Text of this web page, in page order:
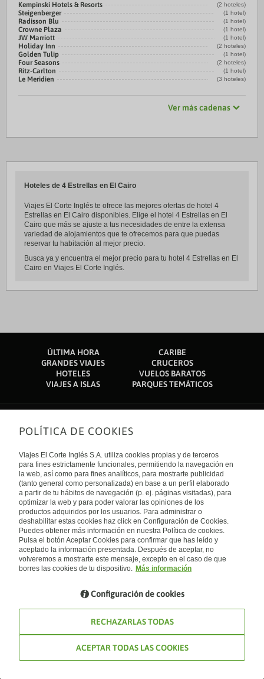
Kempinski Hotels & Resorts (2 hoteles)
Steigenberger (1 hotel)
Radisson Blu (1 hotel)
Crowne Plaza (1 hotel)
JW Marriott (1 hotel)
Holiday Inn (2 hoteles)
Golden Tulip (1 hotel)
Four Seasons (2 hoteles)
Ritz-Carlton (1 hotel)
Le Meridien (3 hoteles)
Ver más cadenas
Hoteles de 4 Estrellas en El Cairo
Viajes El Corte Inglés te ofrece las mejores ofertas de hotel 4
Estrellas en El Cairo disponibles. Elige el hotel 4 Estrellas en El
Cairo que más se ajuste a tus necesidades de entre la extensa
variedad de alojamientos que te ofrecemos para que puedas
reservar tu habitación al mejor precio.
Busca ya y encuentra el mejor precio para tu hotel 4 Estrellas en El
Cairo en Viajes El Corte Inglés.
ÚLTIMA HORA
CARIBE
GRANDES VIAJES
CRUCEROS
HOTELES
VUELOS BARATOS
VIAJES A ISLAS
PARQUES TEMÁTICOS
Sobre nosotros
Quiénes somos
Financiación
Sostenibilidad
Turismo accesible
Tarjeta El Corte Inglés
Trabaja con nosotros
El Corte Inglés
Canal Ético
Enlaces de interés
Guías de viaje
Catálogos
Auto check-in
Condiciones Generales
Política de privacidad
Política de cookies
Accesibilidad
Empresas/ Grupos
Internacional
España
Visita nuestro blog
Blog de Viajes el Corte inglés
POLÍTICA DE COOKIES
Viajes El Corte Inglés S.A. utiliza cookies propias y de terceros
para fines estrictamente funcionales, permitiendo la navegación en
la web, así como para fines analíticos, para mostrarte publicidad
(tanto general como personalizada) en base a un perfil elaborado
a partir de tu hábitos de navegación (p. ej. páginas visitadas), para
optimizar la web y para poder valorar las opiniones de los
productos adquiridos por los usuarios. Para administrar o
deshabilitar estas cookies haz click en Configuración de Cookies.
Puedes obtener más información en nuestra Política de cookies.
Pulsa el botón Aceptar Cookies para confirmar que has leído y
aceptado la información presentada. Después de aceptar, no
volveremos a mostrarte este mensaje, excepto en el caso de que
borres las cookies de tu dispositivo. Más información
Configuración de cookies
RECHAZARLAS TODAS
ACEPTAR TODAS LAS COOKIES